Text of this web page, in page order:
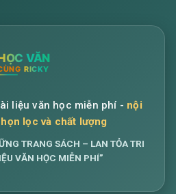
liệu văn học miễn phí - nội
lọc và chất lượng
TRANG SÁCH – LAN TỎA TRI
VĂN HỌC MIỄN PHÍ”